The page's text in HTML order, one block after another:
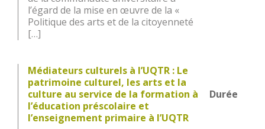
l’égard de la mise en œuvre de la «
Politique des arts et de la citoyenneté
[…]
Médiateurs culturels à l’UQTR : Le
patrimoine culturel, les arts et la
culture au service de la formation à
l’éducation préscolaire et
l’enseignement primaire à l’UQTR
Durée